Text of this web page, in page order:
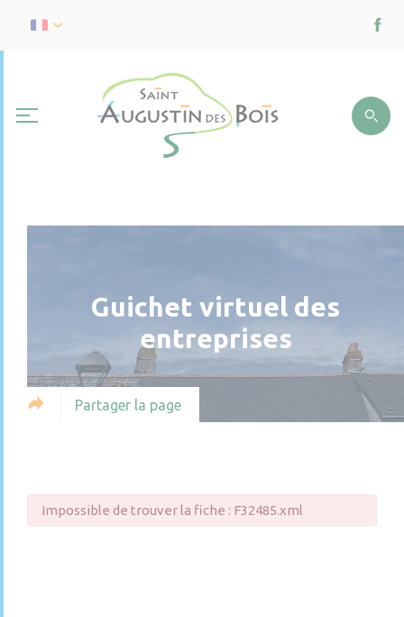
Guichet virtuel des
entreprises
Partager la page
Impossible de trouver la fiche : F32485.xml